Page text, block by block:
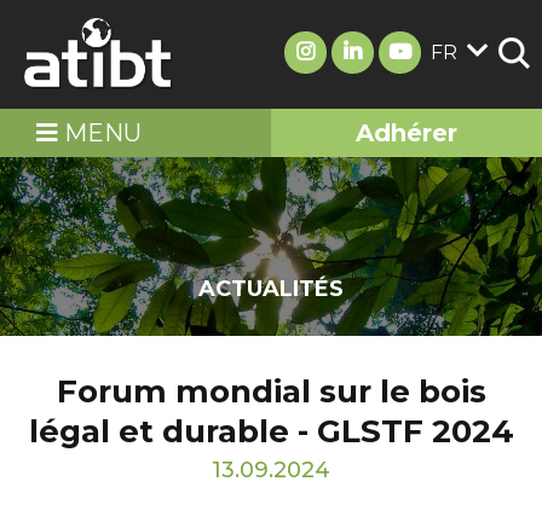
FR
MENU Adhérer
ACTUALITÉS
Forum mondial sur le bois
légal et durable - GLSTF 2024
13.09.2024